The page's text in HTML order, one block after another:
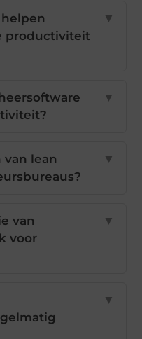
productiviteit
▼
▼
van lean
▼
van
voor
▼
▼